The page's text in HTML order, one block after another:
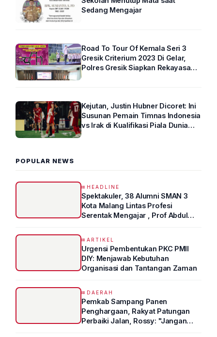
Sedang Mengajar
Road To Tour Of Kemala Seri 3
Gresik Criterium 2023 Di Gelar,
Polres Gresik Siapkan Rekayasa
Kejutan, Justin Hubner Dicoret: Ini
Susunan Pemain Timnas Indonesia
vs Irak di Kualifikasi Piala Dunia
POPULAR NEWS
HEADLINE
Spektakuler, 38 Alumni SMAN 3
Kota Malang Lintas Profesi
Serentak Mengajar , Prof Abdul
ARTIKEL
Urgensi Pembentukan PKC PMII
DIY: Menjawab Kebutuhan
Organisasi dan Tantangan Zaman
DAERAH
Pemkab Sampang Panen
Penghargaan, Rakyat Patungan
Perbaiki Jalan, Rossy: "Jangan